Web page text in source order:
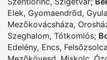
Elek, Gyomaendrõd, Gyula
Mezõkovácsháza,
Szeghalom, Tótkomlós;
Edelény, Encs, Felsõzsolca